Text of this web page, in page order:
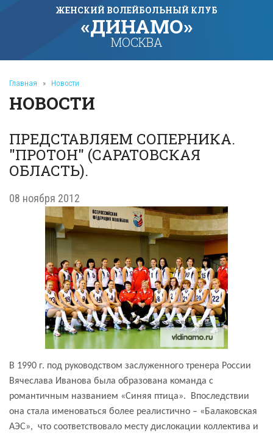
ЖЕНСКИЙ ВОЛЕЙБОЛЬНЫЙ КЛУБ
«ДИНАМО»
МОСКВА
Главная » Новости
НОВОСТИ
ПРЕДСТАВЛЯЕМ СОПЕРНИКА.
"ПРОТОН" (САРАТОВСКАЯ
ОБЛАСТЬ).
08 ноября 2012
В 1990 г. под руководством заслуженного тренера России
Вячеслава Иванова была образована команда с
романтичным названием «Синяя птица».
Впоследствии
она стала именоваться более реалистично – «Балаковская
АЭС», что соответствовало месту дислокации коллектива и